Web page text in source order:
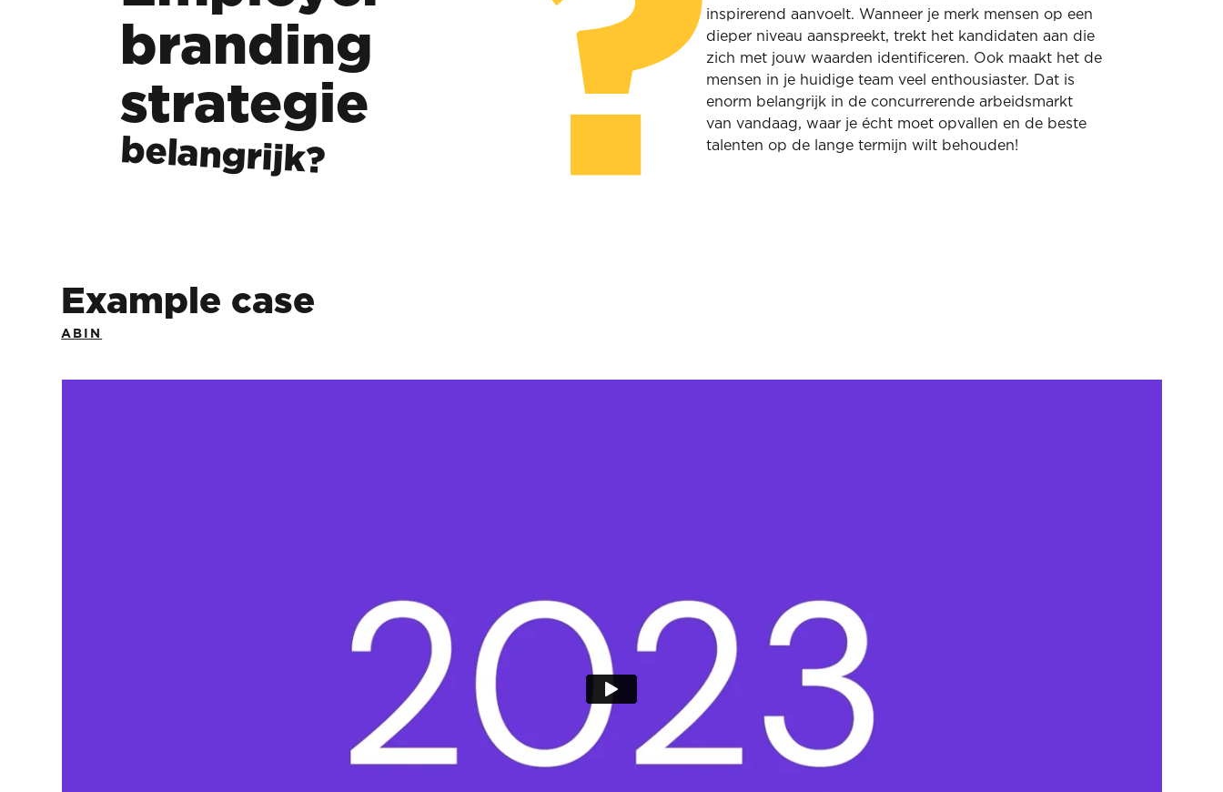
branding
strategie
belangrijk?
inspirerend aanvoelt. Wanneer je merk mensen op een
dieper niveau aanspreekt, trekt het kandidaten aan die
zich met jouw waarden identificeren. Ook maakt het de
mensen in je huidige team veel enthousiaster. Dat is
enorm belangrijk in de concurrerende arbeidsmarkt
van vandaag, waar je écht moet opvallen en de beste
talenten op de lange termijn wilt behouden!
Example case
ABIN